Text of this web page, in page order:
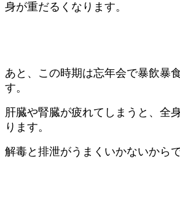
身が重だるくなります。
あと、この時期は忘年会で暴飲暴
す。
肝臓や腎臓が疲れてしまうと、全
ります。
解毒と排泄がうまくいかないからで